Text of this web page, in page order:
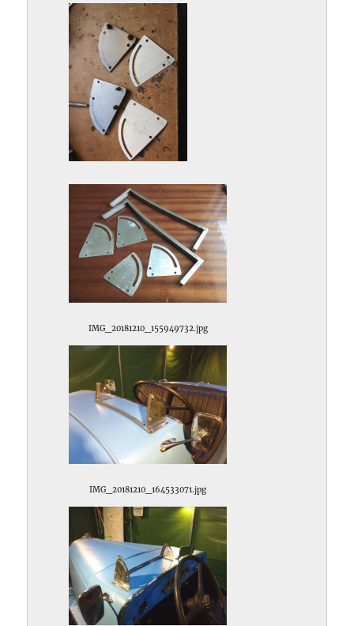
IMG_20181210_114911078.jpg
IMG_20181210_155949732.jpg
IMG_20181210_164533071.jpg